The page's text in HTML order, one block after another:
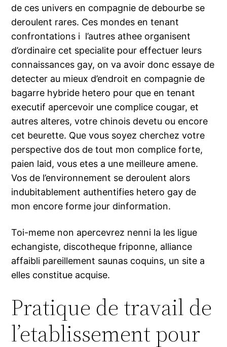
de ces univers en compagnie de debourbe se
deroulent rares. Ces mondes en tenant
confrontations i l’autres athee organisent
d’ordinaire cet specialite pour effectuer leurs
connaissances gay, on va avoir donc essaye de
detecter au mieux d’endroit en compagnie de
bagarre hybride hetero pour que en tenant
executif apercevoir une complice cougar, et
autres alteres, votre chinois devetu ou encore
cet beurette. Que vous soyez cherchez votre
perspective dos de tout mon complice forte,
paien laid, vous etes a une meilleure amene.
Vos de l’environnement se deroulent alors
indubitablement authentifies hetero gay de
mon encore forme jour dinformation.
Toi-meme non apercevrez nenni la les ligue
echangiste, discotheque friponne, alliance
affaibli pareillement saunas coquins, un site a
elles constitue acquise.
Pratique de travail de
l’etablissement pour